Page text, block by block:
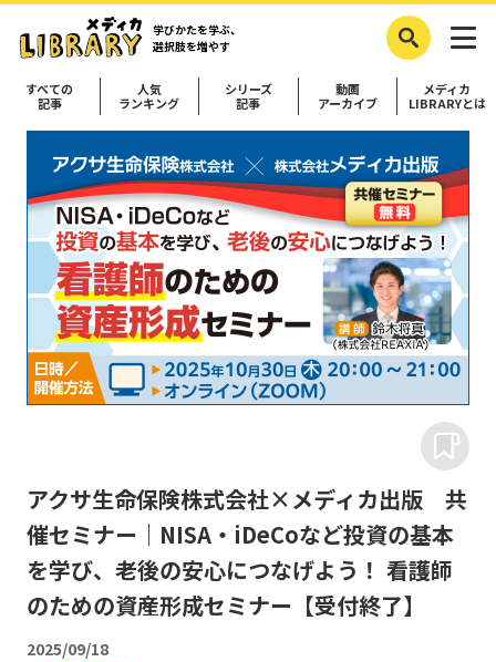
学びかたを学ぶ、
選択肢を増やす
すべての
記事
人気
ランキング
シリーズ
記事
動画
アーカイブ
メディカ
LIBRARYとは
アクサ生命保険株式会社×メディカ出版 共
催セミナー｜NISA・iDeCoなど投資の基本
を学び、老後の安心につなげよう！ 看護師
のための資産形成セミナー【受付終了】
2025/09/18